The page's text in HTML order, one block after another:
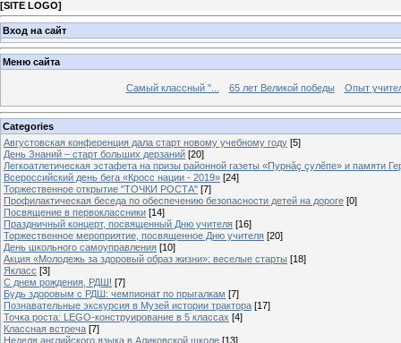
[SITE LOGO]
Вход на сайт
Меню сайта
Самый классный "... 65 лет Великой победы Опыт
Categories
Августовская конференция дала старт новому учебному году [5]
День Знаний – старт больших дерзаний [20]
Легкоатлетическая эстафета на призы районной газеты «Пурнăç çулĕпе» и памяти
Всероссийский день бега «Кросс нации - 2019» [24]
Торжественное открытие "ТОЧКИ РОСТА" [7]
Профилактическая беседа по обеспечению безопасности детей на дороге [0]
Посвящение в первоклассники [14]
Праздничный концерт, посвященный Дню учителя [16]
Торжественное мероприятие, посвященное Дню учителя [20]
День школьного самоуправления [10]
Акция «Молодежь за здоровый образ жизни»: веселые старты [18]
Якласс [3]
С днем рождения, РДШ! [7]
Будь здоровым с РДШ: чемпионат по прыгалкам [7]
Познавательные экскурсия в Музей истории трактора [17]
Точка роста: LEGO-конструирование в 5 классах [4]
Классная встреча [7]
Неделя английского языка в Аликовской школе [13]